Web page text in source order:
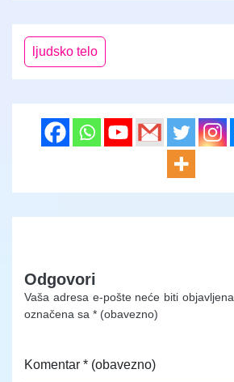
ljudsko telo
Odgovori
Vaša adresa e-pošte neće biti objavljena.
označena sa * (obavezno)
Komentar * (obavezno)